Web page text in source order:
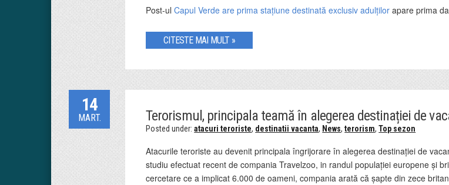
Post-ulCapul Verde are prima stațiune destinată exclusiv adulților apare prima
CITESTE MAI MULT »
14
MART. Terorismul, principala teamă în alegerea destinației de
Posted under:atacuri teroriste, destinatii vacanta, News,terorism,Top sezon
Atacurile teroriste au devenit principala îngrijorare în alegerea destinației de
studiu efectuat recent de compania Travelzoo, in randul populației europene și
cercetare ce a implicat 6.000 de oameni, compania arată că șapte din zece